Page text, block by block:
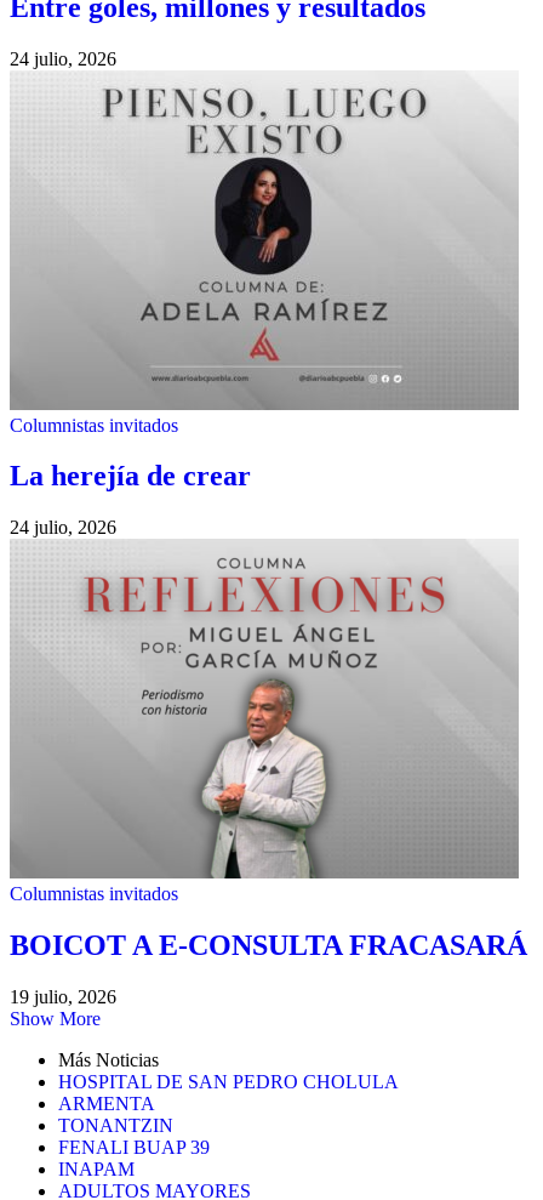
Entre goles, millones y resultados
24 julio, 2026
Columnistas invitados
La herejía de crear
24 julio, 2026
Columnistas invitados
BOICOT A E-CONSULTA FRACASARÁ
19 julio, 2026
Show More
Más Noticias
HOSPITAL DE SAN PEDRO CHOLULA
ARMENTA
TONANTZIN
FENALI BUAP 39
INAPAM
ADULTOS MAYORES